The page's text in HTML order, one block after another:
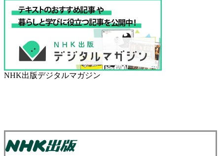
NHK出版デジタルマガジン